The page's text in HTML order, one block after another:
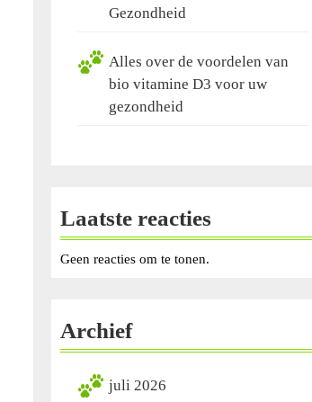
Gezondheid
Alles over de voordelen van
bio vitamine D3 voor uw
gezondheid
Laatste reacties
Geen reacties om te tonen.
Archief
juli 2026